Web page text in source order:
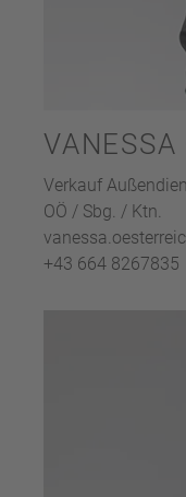
VANESSA
Verkauf
OÖ / Sbg. / Ktn.
+43 664 8267835